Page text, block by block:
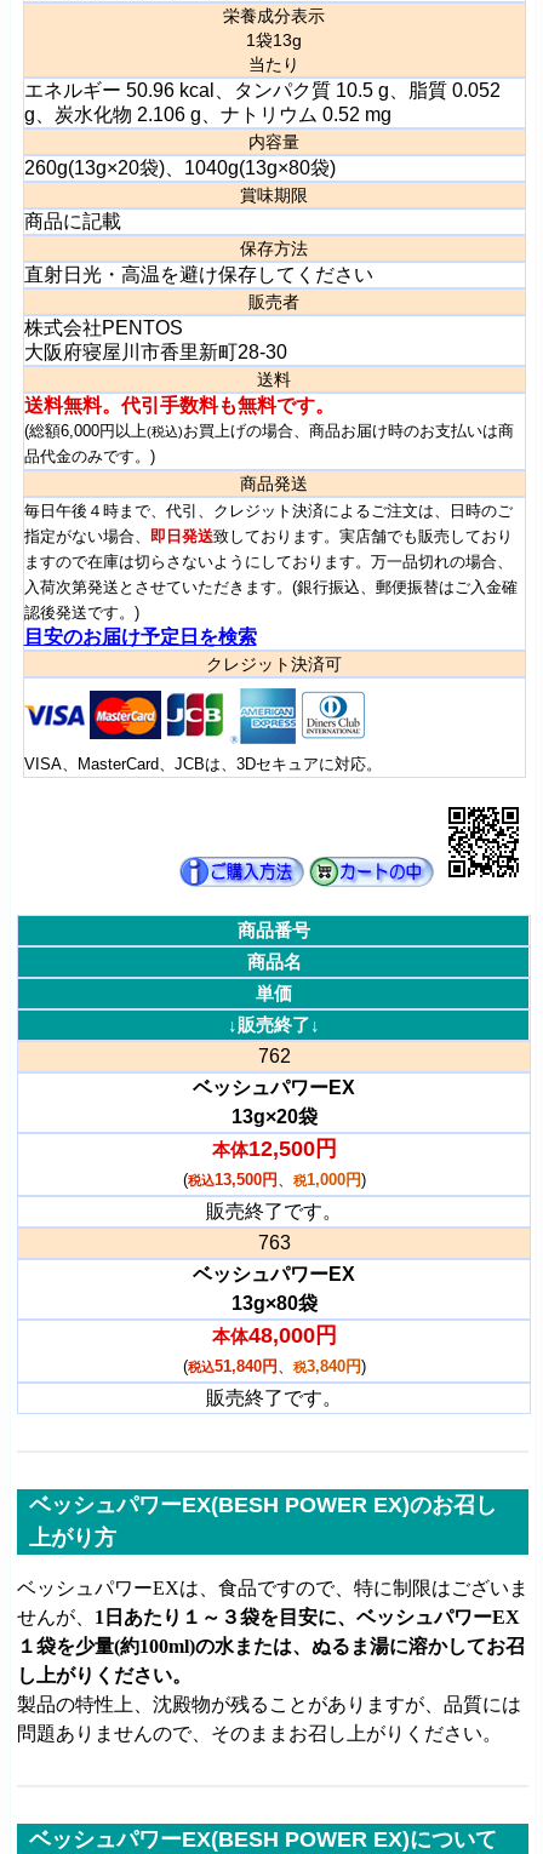
栄養成分表示
1袋13g
当たり
エネルギー 50.96 kcal、タンパク質 10.5 g、脂質 0.052
g、炭水化物 2.106 g、ナトリウム 0.52 mg
内容量
260g(13g×20袋)、1040g(13g×80袋)
賞味期限
商品に記載
保存方法
直射日光・高温を避け保存してください
販売者
株式会社PENTOS
大阪府寝屋川市香里新町28-30
送料
送料無料。代引手数料も無料です。
(総額6,000円以上(税込)お買上げの場合、商品お届け時のお支払いは商
品代金のみです。)
商品発送
毎日午後４時まで、代引、クレジット決済によるご注文は、日時のご
指定がない場合、 即日発送致しております。実店舗でも販売しており
ますので在庫は切らさないようにしております。万一品切れの場合、
入荷次第発送とさせていただきます。(銀行振込、郵便振替はご入金確
認後発送です。)
目安のお届け予定日を検索
クレジット決済可
VISA、MasterCard、JCBは、3Dセキュアに対応。
商品番号
商品名
単価
↓販売終了↓
762
ベッシュパワーEX
13g×20袋
本体12,500円
(税込13,500円 、 税1,000円)
販売終了です。
763
ベッシュパワーEX
13g×80袋
本体48,000円
(税込51,840円 、 税3,840円)
販売終了です。
ベッシュパワーEX(BESH POWER EX)のお召し
上がり方
ベッシュパワーEXは、食品ですので、特に制限はございま
せんが、 1日あたり１～３袋を目安に、ベッシュパワーEX
１袋を少量(約100ml)の水または、ぬるま湯に溶かしてお召
し上がりください。
製品の特性上、沈殿物が残ることがありますが、品質には
問題ありませんので、そのままお召し上がりください。
ベッシュパワーEX(BESH POWER EX)について